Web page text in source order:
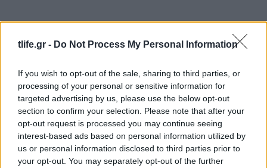
tlife.gr - Do Not Process My Personal Information
If you wish to opt-out of the sale, sharing to third parties, or
processing of your personal or sensitive information for
targeted advertising by us, please use the below opt-out
section to confirm your selection. Please note that after your
opt-out request is processed you may continue seeing
interest-based ads based on personal information utilized by
us or personal information disclosed to third parties prior to
your opt-out. You may separately opt-out of the further
Μαρία Κορινθίου: «Αισθάνομαι μπουχτισμένη»
– Απαντάει για την αποχή της από τη
δημοσιότητα
06.08.2026